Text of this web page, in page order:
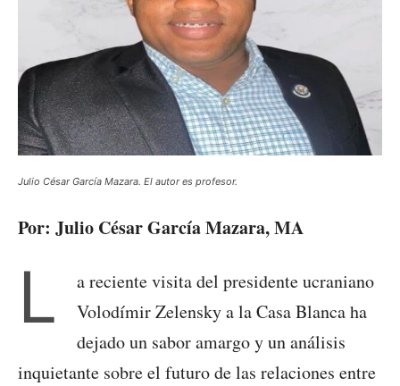
Julio César García Mazara. El autor es profesor.
Por: Julio César García Mazara, MA
L
a reciente visita del presidente ucraniano
Volodímir Zelensky a la Casa Blanca ha
dejado un sabor amargo y un análisis
inquietante sobre el futuro de las relaciones entre